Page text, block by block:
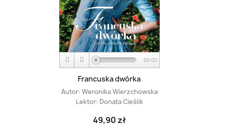
00:00
Francuska dwórka
Autor: Weronika Wierzchowska
Lektor: Donata Cieślik
49,90 zł